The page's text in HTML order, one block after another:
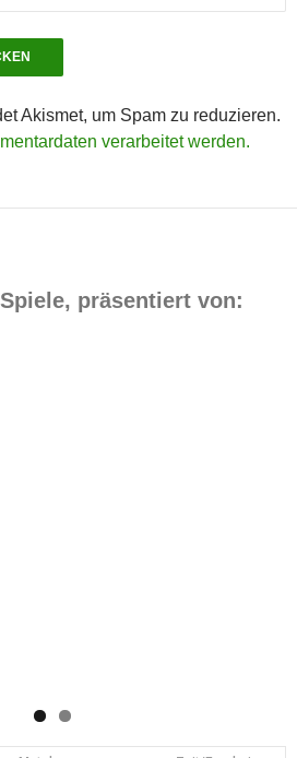
Akismet, um Spam zu reduzieren.
verarbeitet werden.
präsentiert von: